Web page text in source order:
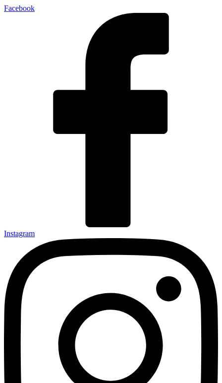
Facebook
Instagram